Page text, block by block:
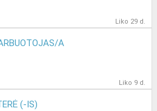
Liko 29 d.
A
Liko 9 d.
(-IS)